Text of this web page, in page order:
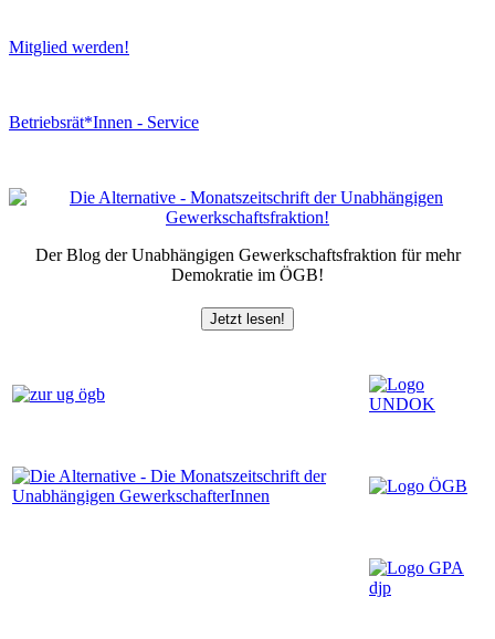
Mitglied werden!
Betriebsrät*Innen - Service
Der Blog der Unabhängigen Gewerkschaftsfraktion für mehr
Demokratie im ÖGB!
Jetzt lesen!